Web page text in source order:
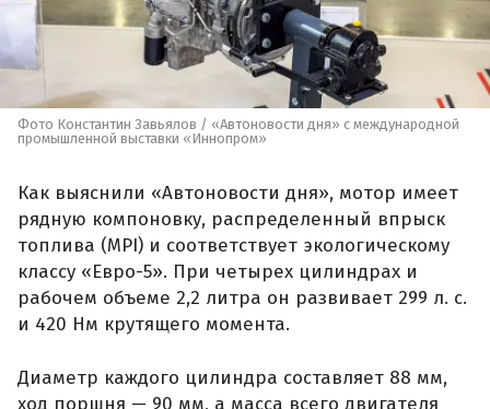
Фото Константин Завьялов / «Автоновости дня» с международной
промышленной выставки «Иннопром»
Как выяснили «Автоновости дня», мотор имеет
рядную компоновку, распределенный впрыск
топлива (MPI) и соответствует экологическому
классу «Евро-5». При четырех цилиндрах и
рабочем объеме 2,2 литра он развивает 299 л. с.
и 420 Нм крутящего момента.
Диаметр каждого цилиндра составляет 88 мм,
ход поршня — 90 мм, а масса всего двигателя